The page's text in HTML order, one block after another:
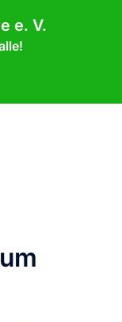
e. V.